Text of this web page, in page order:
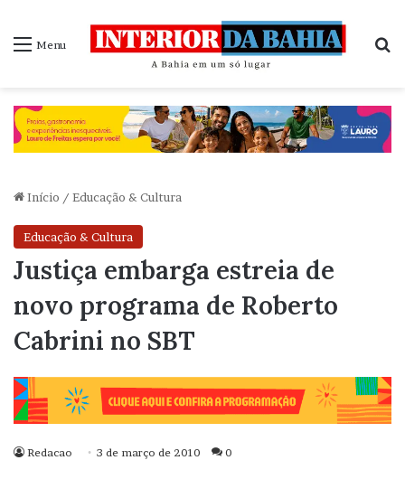
Menu
Início / Educação & Cultura
Educação & Cultura
Justiça embarga estreia de
novo programa de Roberto
Cabrini no SBT
Redacao 3 de março de 2010 0